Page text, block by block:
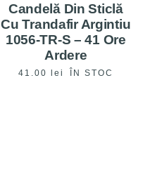
Candelă Din Sticlă
Cu Trandafir Argintiu
1056-TR-S – 41 Ore
Ardere
41.00lei ÎN STOC